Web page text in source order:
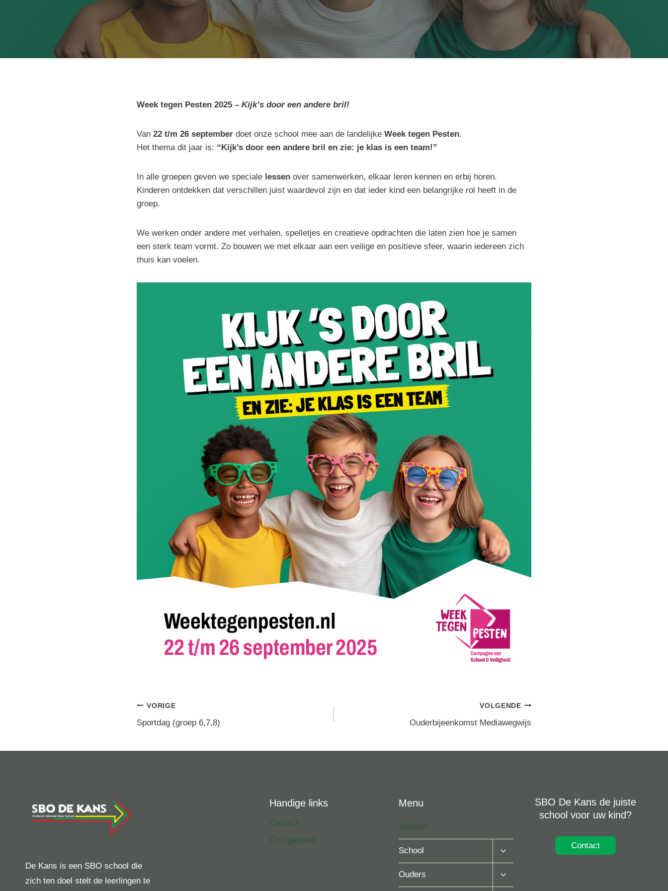
Week tegen Pesten 2025 – Kijk’s door een andere bril!
Van 22 t/m 26 september doet onze school mee aan de landelijke Week tegen Pesten.
Het thema dit jaar is: “Kijk’s door een andere bril en zie: je klas is een team!”
In alle groepen geven we speciale lessen over samenwerken, elkaar leren kennen en erbij horen.
Kinderen ontdekken dat verschillen juist waardevol zijn en dat ieder kind een belangrijke rol heeft in de
groep.
We werken onder andere met verhalen, spelletjes en creatieve opdrachten die laten zien hoe je samen
een sterk team vormt. Zo bouwen we met elkaar aan een veilige en positieve sfeer, waarin iedereen zich
thuis kan voelen.
Berichtnavigatie
VORIGE
Sportdag (groep 6,7,8)
VOLGENDE
Ouderbijeenkomst Mediawegwijs
De Kans is een SBO school die
zich ten doel stelt de leerlingen te
Handige links
Contact
Ons gebouw
Menu
Welkom
School
Toggle
Ouders
Toggle
SBO De Kans de juiste
school voor uw kind?
Contact